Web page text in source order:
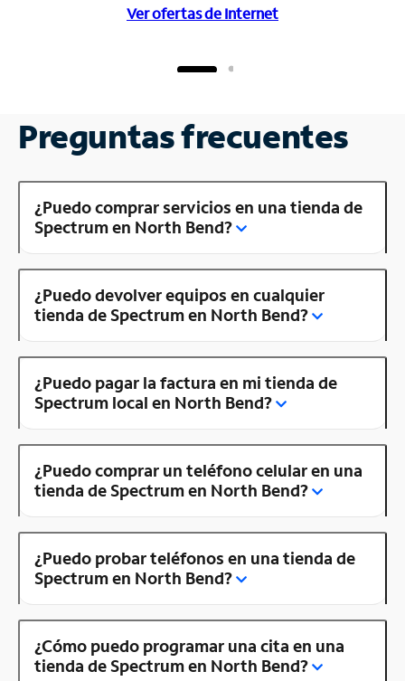
Ver ofertas de Internet
Preguntas frecuentes
¿Puedo comprar servicios en una tienda de
Spectrum en North Bend?
¿Puedo devolver equipos en cualquier
tienda de Spectrum en North Bend?
¿Puedo pagar la factura en mi tienda de
Spectrum local en North Bend?
¿Puedo comprar un teléfono celular en una
tienda de Spectrum en North Bend?
¿Puedo probar teléfonos en una tienda de
Spectrum en North Bend?
¿Cómo puedo programar una cita en una
tienda de Spectrum en North Bend?